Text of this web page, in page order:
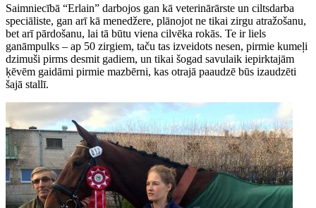
Saimniecībā “Erlain” darbojos gan kā veterinārārste un ciltsdarba
speciāliste, gan arī kā menedžere, plānojot ne tikai zirgu atražošanu,
bet arī pārdošanu, lai tā būtu viena cilvēka rokās. Te ir liels
ganāmpulks – ap 50 zirgiem, taču tas izveidots nesen, pirmie kumeļi
dzimuši pirms desmit gadiem, un tikai šogad savulaik iepirktajām
ķēvēm gaidāmi pirmie mazbērni, kas otrajā paaudzē būs izaudzēti
šajā stallī.